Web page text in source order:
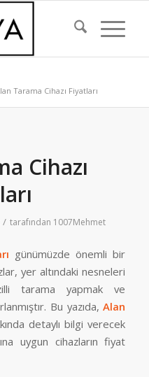
Tarama Cihazı Fiyatları
Cihazı
/ tarafından 1007Mehmet
günümüzde önemli bir
yer altındaki nesneleri
tarama yapmak ve
Bu yazıda,Alan
detaylı bilgi verecek
uygun cihazların fiyat